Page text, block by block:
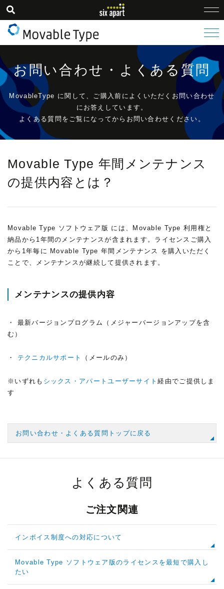
お問い合わせ・よくある質問
MovableType に関して、ご購入前によくいただくお問い合わせ
にお答えしています。
よくある質問をご覧になってからお問い合わせください。
Movable Type 年間メンテナンス
の提供内容とは？
Movable Type ソフトウェア版 には、Movable Type 利用権と
納品から1年間のメンテナンスが含まれます。ライセンスご購入
から1年毎に Movable Type 年間メンテナンス を購入いただく
ことで、メンテナンスが継続して提供されます。
メンテナンスの提供内容
・ 最新バージョンプログラム（メジャーバージョンアップを含
む）
・ テクニカルサポート （メールのみ）
※いずれも シックス・アパートユーザーサイト経由でご提供しま
す
お問い合わせ・よくある質問トップに戻る
よくある質問
ご注文関連
インボイス制度への対応について
Movable Type ソフトウェア版のライセンスを最短で購入し
たい